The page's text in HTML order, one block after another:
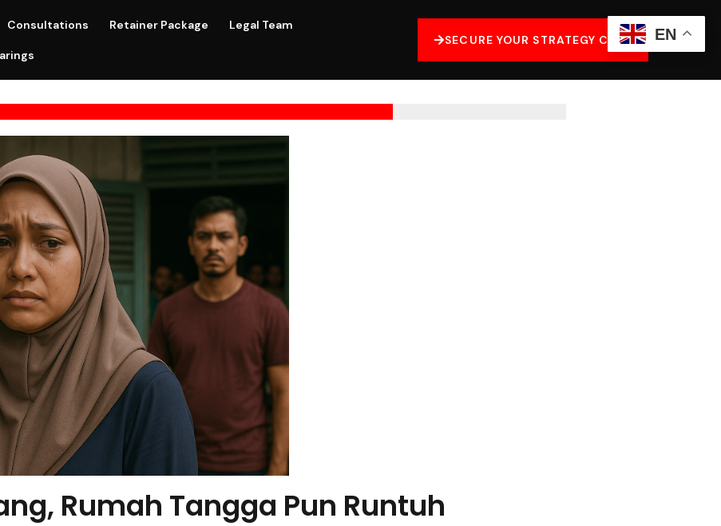
Consultations Retainer Package Legal Team
SECURE YOUR STRATEGY CALL
Rumah Tangga Pun Runtuh
EN